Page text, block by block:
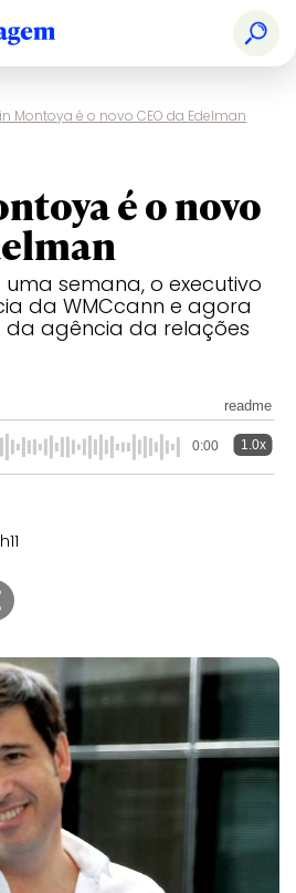
Montoya é o novo CEO da Edelman
é o novo
semana, o executivo
da WMCcann e agora
agência da relações
readme
0:00 1.0x